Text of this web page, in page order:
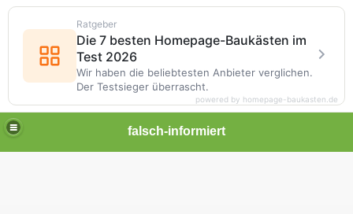
falsch-informiert
Ratgeber
Die 7 besten Homepage-Baukästen im
Test 2026
Wir haben die beliebtesten Anbieter verglichen.
Der Testsieger überrascht.
powered by homepage-baukasten.de